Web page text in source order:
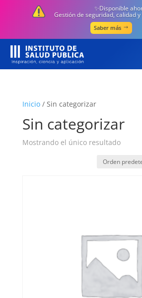
✨Disponible
Gestión de seguridad, calidad
Saber más
Inicio/ Sin categorizar
Sin categorizar
Mostrando el único resultado